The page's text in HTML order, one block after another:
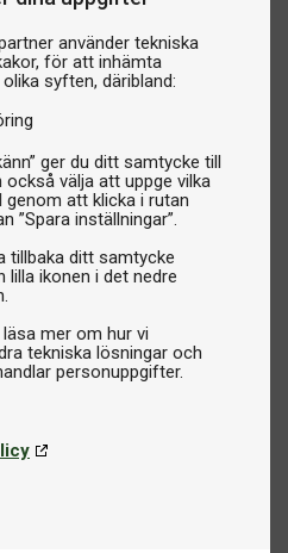
använder tekniska
för att inhämta
syften, däribland:
ger du ditt samtycke till
välja att uppge vilka
att klicka i rutan
”Spara inställningar”.
tillbaka ditt samtycke
lilla ikonen i det nedre
mer om hur vi
tekniska lösningar och